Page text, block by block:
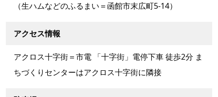
（生ハムなどのふるまい＝函館市末広町5-14）
アクセス情報
アクロス十字街＝市電 「十字街」電停下車 徒歩2分 ま
ちづくりセンターはアクロス十字街に隣接